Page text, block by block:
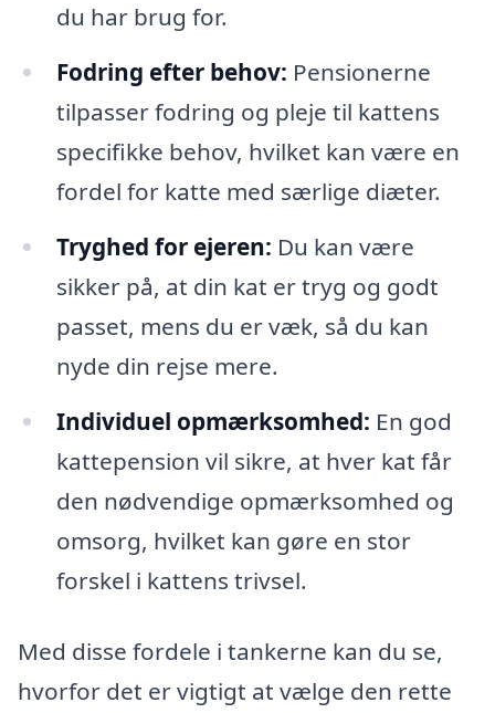
du har brug for.
Fodring efter behov: Pensionerne
tilpasser fodring og pleje til kattens
specifikke behov, hvilket kan være en
fordel for katte med særlige diæter.
Tryghed for ejeren: Du kan være
sikker på, at din kat er tryg og godt
passet, mens du er væk, så du kan
nyde din rejse mere.
Individuel opmærksomhed: En god
kattepension vil sikre, at hver kat får
den nødvendige opmærksomhed og
omsorg, hvilket kan gøre en stor
forskel i kattens trivsel.
Med disse fordele i tankerne kan du se,
hvorfor det er vigtigt at vælge den rette